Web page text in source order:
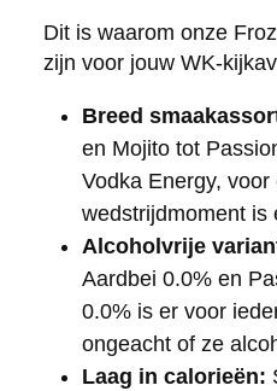
Dit is waarom onze
zijn voor jouw WK-
Breed
en Mojito tot
Vodka Energy,
wedstrijdmoment is
Alcoholvrije
Aardbei 0.0% en
0.0% is er voor
ongeacht of ze
Laag in calorieën: